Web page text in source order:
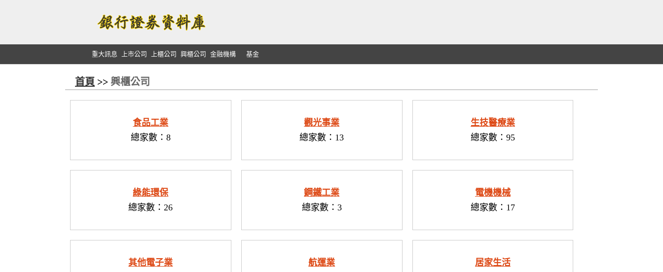
重大訊息 上市公司 上櫃公司 興櫃公司 金融機構 基金
首頁 >> 興櫃公司
食品工業
總家數：8
觀光事業
總家數：13
生技醫療業
總家數：95
綠能環保
總家數：26
鋼鐵工業
總家數：3
電機機械
總家數：17
其他電子業
航運業
居家生活